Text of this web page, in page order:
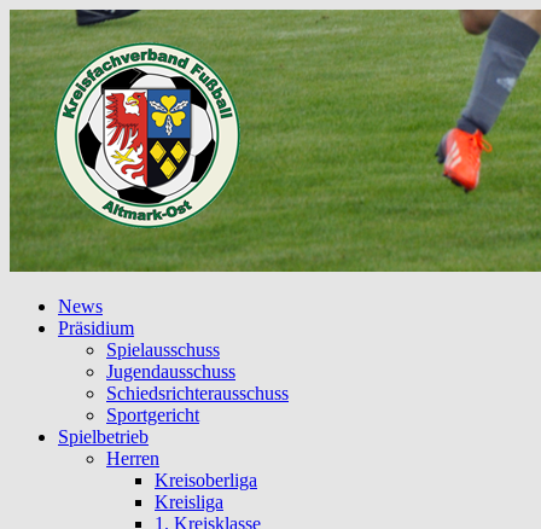
News
Präsidium
Spielausschuss
Jugendausschuss
Schiedsrichterausschuss
Sportgericht
Spielbetrieb
Herren
Kreisoberliga
Kreisliga
1. Kreisklasse